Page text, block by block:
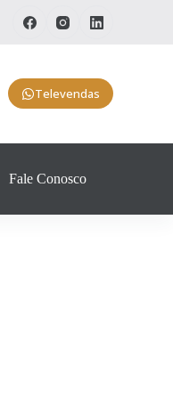
Televendas
Fale Conosco